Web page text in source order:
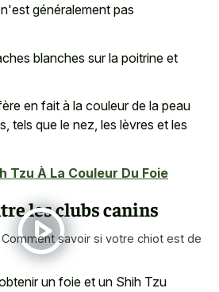
généralement pas
blanches sur la poitrine et
en fait à la couleur de la peau
tels que le nez, les lèvres et les
Tzu À La Couleur Du Foie
les clubs canins
Comment savoir si votre chiot est de
un foie et un Shih Tzu